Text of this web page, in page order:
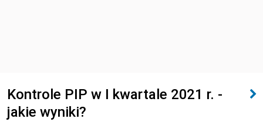
Kontrole PIP w I kwartale 2021 r. -
jakie wyniki?